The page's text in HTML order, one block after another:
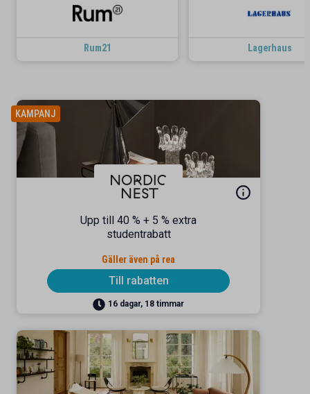
Rum21 Lagerhaus
KAMPANJ
Upp till 40 % + 5 % extra
studentrabatt
Gäller även på rea
Till rabatten
16 dagar, 18 timmar